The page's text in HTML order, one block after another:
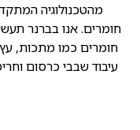
מהטכנולוגיה
חומרים. אנו בברנר
חומרים כמו מתכות,
עיבוד שבבי כרסום